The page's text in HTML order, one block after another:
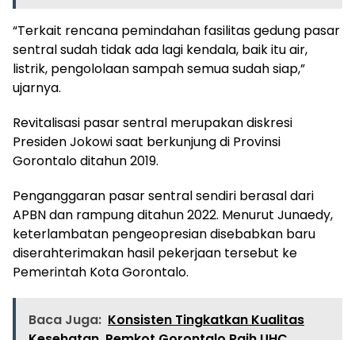
“Terkait rencana pemindahan fasilitas gedung pasar
sentral sudah tidak ada lagi kendala, baik itu air,
listrik, pengololaan sampah semua sudah siap,”
ujarnya.
Revitalisasi pasar sentral merupakan diskresi
Presiden Jokowi saat berkunjung di Provinsi
Gorontalo ditahun 2019.
Penganggaran pasar sentral sendiri berasal dari
APBN dan rampung ditahun 2022. Menurut Junaedy,
keterlambatan pengeopresian disebabkan baru
diserahterimakan hasil pekerjaan tersebut ke
Pemerintah Kota Gorontalo.
Baca Juga: Konsisten Tingkatkan Kualitas